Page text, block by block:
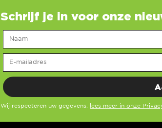
Schrijf je in voor onze
Wij respecteren uw gegevens, lees meer in onze